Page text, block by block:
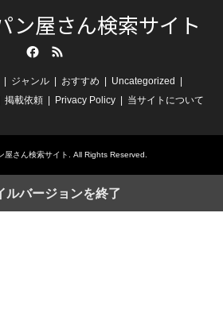
ン屋さん検索サイト
ジャンル おすすめ
Uncategorized
掲載依頼 Privacy Policy 当サイトについて
屋さん検索サイト . All Rights Reserved.
ルバージョンを終了